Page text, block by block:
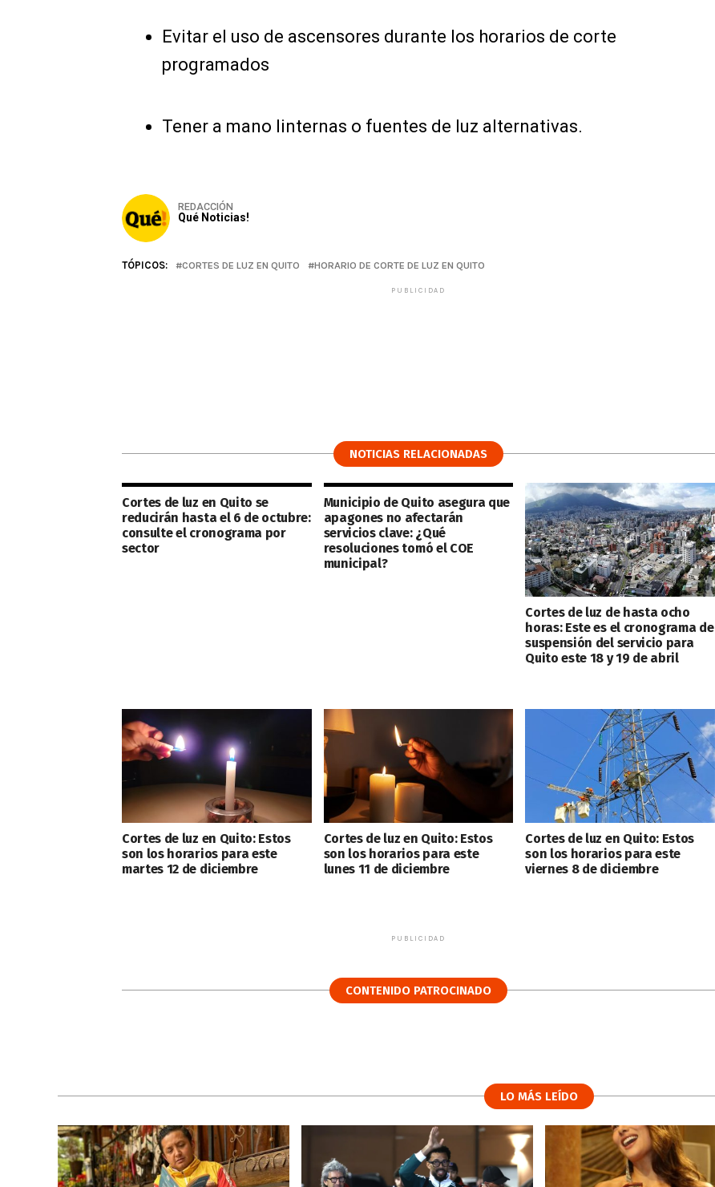
Evitar el uso de ascensores durante los horarios de corte
programados
Tener a mano linternas o fuentes de luz alternativas.
REDACCIÓN
Qué Noticias!
TÓPICOS: CORTES DE LUZ EN QUITO HORARIO DE CORTE DE LUZ EN QUITO
PUBLICIDAD
NOTICIAS RELACIONADAS
Cortes de luz en Quito se
reducirán hasta el 6 de octubre:
consulte el cronograma por
sector
Municipio de Quito asegura que
apagones no afectarán
servicios clave: ¿Qué
resoluciones tomó el COE
municipal?
Cortes de luz de hasta ocho
horas: Este es el cronograma de
suspensión del servicio para
Quito este 18 y 19 de abril
Cortes de luz en Quito: Estos
son los horarios para este
martes 12 de diciembre
Cortes de luz en Quito: Estos
son los horarios para este
lunes 11 de diciembre
Cortes de luz en Quito: Estos
son los horarios para este
viernes 8 de diciembre
PUBLICIDAD
CONTENIDO PATROCINADO
LO MÁS LEÍDO